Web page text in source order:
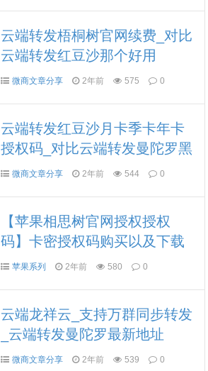
云端转发梧桐树官网续费_对比
云端转发红豆沙那个好用
微商文章分享 2年前 575 0
云端转发红豆沙月卡季卡年卡
授权码_对比云端转发曼陀罗黑
神话那个好用
微商文章分享 2年前 544 0
【苹果相思树官网授权授权
码】卡密授权码购买以及下载
修改文字与金额-微兰同款无log
苹果系列 2年前 580 0
云端龙祥云_支持万群同步转发
_云端转发曼陀罗最新地址
微商文章分享 2年前 539 0